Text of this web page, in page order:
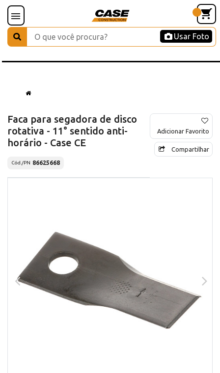
Usar Foto
Faca para segadora de disco
rotativa - 11° sentido anti-
horário - Case CE
Cód./PN 86625668
Adicionar Favorito
Compartilhar